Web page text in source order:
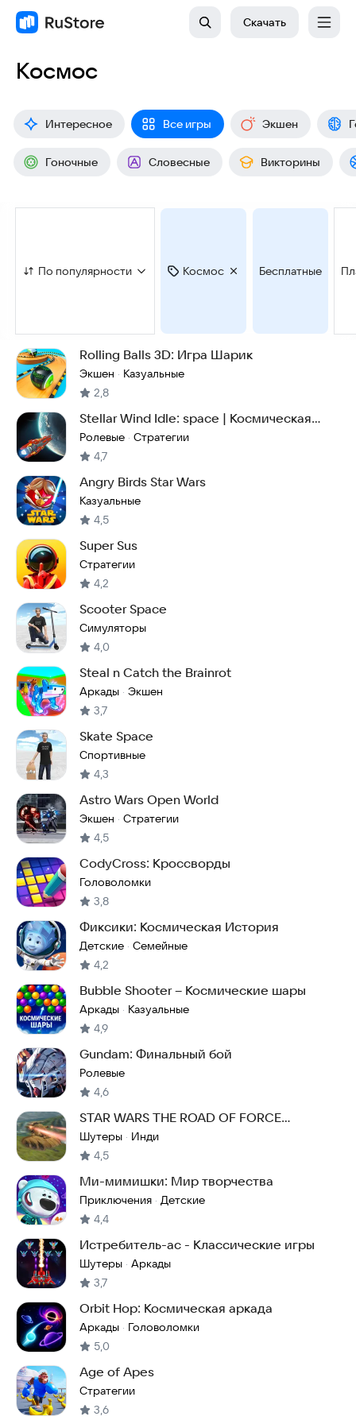
Скачать
Космос
Интересное Все игры Экшен
Гоночные Словесные Викторины
По популярности Космос Бесплатные
Rolling Balls 3D: Игра Шарик
Экшен · Казуальные
2,8
Stellar Wind Idle: space | Космическая
стратегия
Ролевые · Стратегии
4,7
Angry Birds Star Wars
Казуальные
4,5
Super Sus
Стратегии
4,2
Scooter Space
Симуляторы
4,0
Steal n Catch the Brainrot
Аркады · Экшен
3,7
Skate Space
Спортивные
4,3
Astro Wars Open World
Экшен · Стратегии
4,5
CodyCross: Кроссворды
Головоломки
3,8
Фиксики: Космическая История
Детские · Семейные
4,2
Bubble Shooter – Космические шары
Аркады · Казуальные
4,9
Gundam: Финальный бой
Ролевые
4,6
STAR WARS THE ROAD OF FORCE
(SWTROF)
Шутеры · Инди
4,5
Ми-мимишки: Мир творчества
Приключения · Детские
4,4
Истребитель-ас - Классические игры
Шутеры · Аркады
3,7
Orbit Hop: Космическая аркада
Аркады · Головоломки
5,0
Age of Apes
Стратегии
3,6